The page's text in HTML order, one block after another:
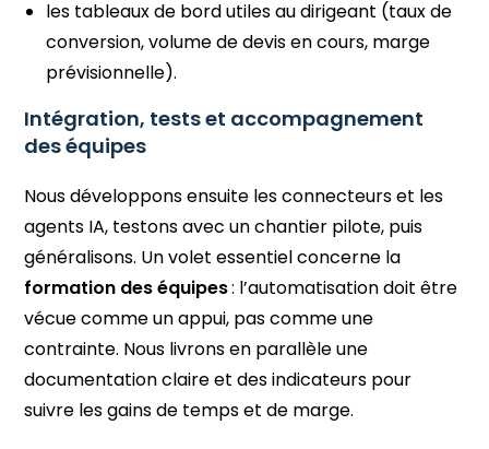
les tableaux de bord utiles au dirigeant (taux de
conversion, volume de devis en cours, marge
prévisionnelle).
Intégration, tests et accompagnement
des équipes
Nous développons ensuite les connecteurs et les
agents IA, testons avec un chantier pilote, puis
généralisons. Un volet essentiel concerne la
formation des équipes: l’automatisation doit être
vécue comme un appui, pas comme une
contrainte. Nous livrons en parallèle une
documentation claire et des indicateurs pour
suivre les gains de temps et de marge.